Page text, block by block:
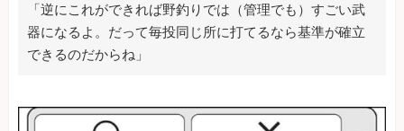
「逆にこれができれば野釣りでは（管理でも）すごい武
器になるよ。だって毎投同じ所に打てるなら基準が確立
できるのだからね」